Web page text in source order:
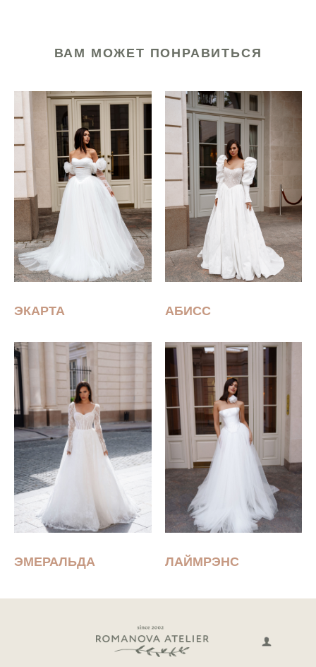
ВАМ МОЖЕТ ПОНРАВИТЬСЯ
ЭКАРТА АБИСС
ЭМЕРАЛЬДА ЛАЙМРЭНС